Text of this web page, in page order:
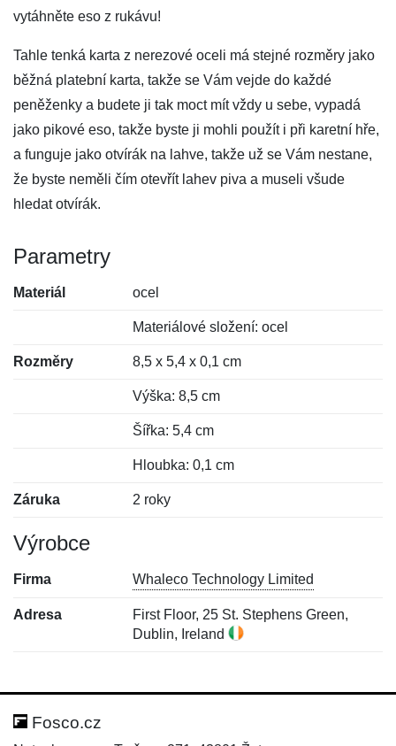
vytáhněte eso z rukávu!
Tahle tenká karta z nerezové oceli má stejné rozměry jako
běžná platební karta, takže se Vám vejde do každé
peněženky a budete ji tak moct mít vždy u sebe, vypadá
jako pikové eso, takže byste ji mohli použít i při karetní hře,
a funguje jako otvírák na lahve, takže už se Vám nestane,
že byste neměli čím otevřít lahev piva a museli všude
hledat otvírák.
Parametry
Materiál ocel
Materiálové složení: ocel
Rozměry 8,5 x 5,4 x 0,1 cm
Výška: 8,5 cm
Šířka: 5,4 cm
Hloubka: 0,1 cm
Záruka 2 roky
Výrobce
Firma Whaleco Technology Limited
Adresa
First Floor, 25 St. Stephens Green,
Dublin, Ireland
Hodnocení:
Jméno:
Fosco.cz